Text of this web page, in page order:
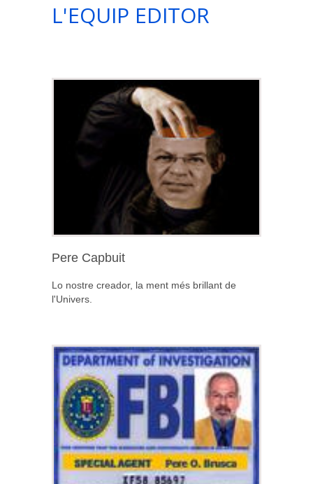
L'EQUIP EDITOR
Pere Capbuit
Lo nostre creador, la ment més brillant de
l'Univers.